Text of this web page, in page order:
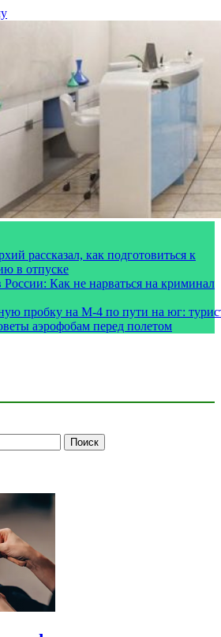
рассказал, как подготовиться к
в отпуске
Как не нарваться на криминал
пробку на М-4 по пути на юг:
аэрофобам перед полетом